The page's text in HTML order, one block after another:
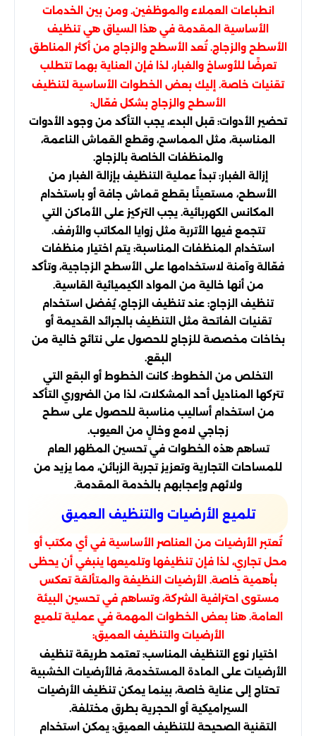
انطباعات العملاء والموظفين. ومن بين الخدمات
الأساسية المقدمة في هذا السياق هي تنظيف
الأسطح والزجاج. تُعد الأسطح والزجاج من أكثر المناطق
تعرضًا للأوساخ والغبار، لذا فإن العناية بهما تتطلب
تقنيات خاصة. إليك بعض الخطوات الأساسية لتنظيف
الأسطح والزجاج بشكل فعّال:
تحضير الأدوات: قبل البدء، يجب التأكد من وجود الأدوات
المناسبة، مثل المماسح، وقطع القماش الناعمة،
والمنظفات الخاصة بالزجاج.
إزالة الغبار: تبدأ عملية التنظيف بإزالة الغبار من
الأسطح، مستعينًا بقطع قماش جافة أو باستخدام
المكانس الكهربائية. يجب التركيز على الأماكن التي
تتجمع فيها الأتربة مثل زوايا المكاتب والأرفف.
استخدام المنظفات المناسبة: يتم اختيار منظفات
فعّالة وآمنة لاستخدامها على الأسطح الزجاجية، وتأكد
من أنها خالية من المواد الكيميائية القاسية.
تنظيف الزجاج: عند تنظيف الزجاج، يُفضل استخدام
تقنيات الفاتحة مثل التنظيف بالجرائد القديمة أو
بخاخات مخصصة للزجاج للحصول على نتائج خالية من
البقع.
التخلص من الخطوط: كانت الخطوط أو البقع التي
تتركها المناديل أحد المشكلات، لذا من الضروري التأكد
من استخدام أساليب مناسبة للحصول على سطح
زجاجي لامع وخالٍ من العيوب.
تساهم هذه الخطوات في تحسين المظهر العام
للمساحات التجارية وتعزيز تجربة الزبائن، مما يزيد من
ولائهم وإعجابهم بالخدمة المقدمة.
تلميع الأرضيات والتنظيف العميق
تُعتبر الأرضيات من العناصر الأساسية في أي مكتب أو
محل تجاري، لذا فإن تنظيفها وتلميعها ينبغي أن يحظى
بأهمية خاصة. الأرضيات النظيفة والمتألقة تعكس
مستوى احترافية الشركة، وتساهم في تحسين البيئة
العامة. هنا بعض الخطوات المهمة في عملية تلميع
الأرضيات والتنظيف العميق:
اختيار نوع التنظيف المناسب: تعتمد طريقة تنظيف
الأرضيات على المادة المستخدمة، فالأرضيات الخشبية
تحتاج إلى عناية خاصة، بينما يمكن تنظيف الأرضيات
السيراميكية أو الحجرية بطرق مختلفة.
التقنية الصحيحة للتنظيف العميق: يمكن استخدام